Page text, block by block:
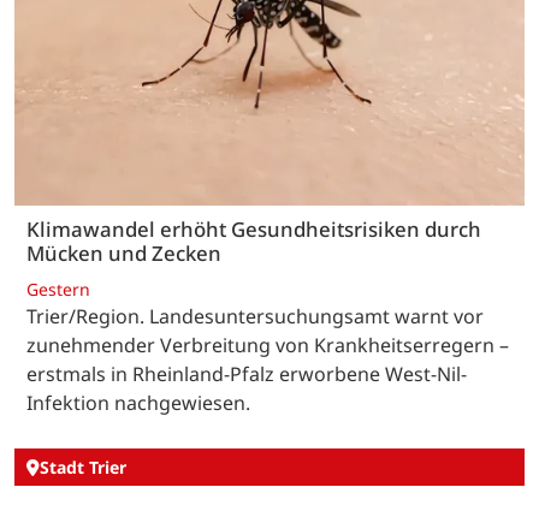
Klimawandel erhöht Gesundheitsrisiken durch
Mücken und Zecken
Gestern
Trier/Region. Landesuntersuchungsamt warnt vor
zunehmender Verbreitung von Krankheitserregern –
erstmals in Rheinland-Pfalz erworbene West-Nil-
Infektion nachgewiesen.
Stadt Trier